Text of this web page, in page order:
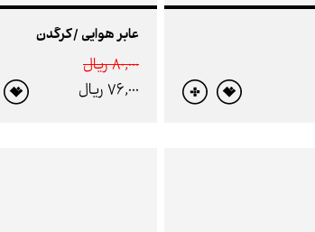
عابر هوایی /کرگدن
80,000 ريال
76,000 ريال